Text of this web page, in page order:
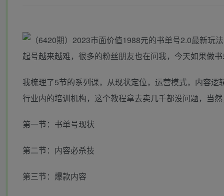
起号越来越难，很多的粉丝朋友也在问我，今天如果做
我梳理了5节的系列课，从现状定位，运营模式，内容
行业内的培训机构，这个教程拿去卖几千都没问题，当
第一节：书单号现状
第二节：内容必杀技
第三节：爆款内容